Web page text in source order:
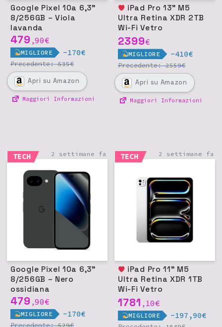
Google Pixel 10a 6,3"
8/256GB – Viola
lavanda
479 ,90€
MIGLIORE -170€
Precedente:535€
Apri su Amazon
Maggiori Informazioni
Ultra Retina XDR 2TB
Wi-Fi Vetro
nanotexture - Nero
siderale
2399€
MIGLIORE -410€
Precedente:2559€
Apri su Amazon
Maggiori Informazioni
TECH 2 settimane fa
Google Pixel 10a 6,3"
8/256GB – Nero
ossidiana
479 ,90€
MIGLIORE -170€
529
TECH 2 settimane fa
Ultra Retina XDR 1TB
Wi-Fi Vetro
nanotexture - Argento
1781 , 10€
MIGLIORE -197,90€